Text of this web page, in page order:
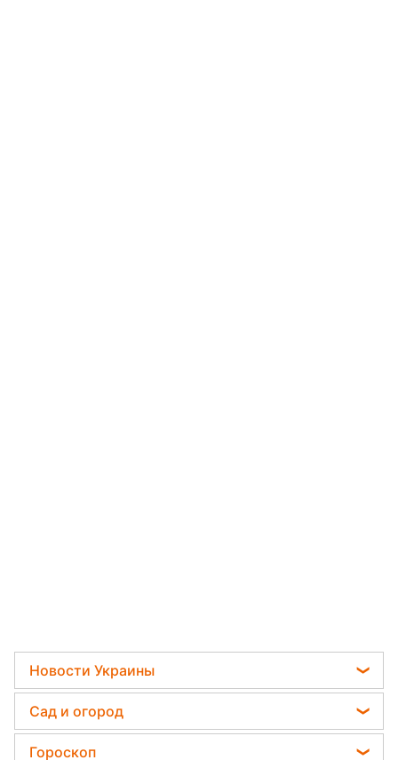
Новости Украины
Телеграм новости Украины
Пенсии в Украине
Сад и огород
Садовод назвал самое эффективное средство
Гороскоп